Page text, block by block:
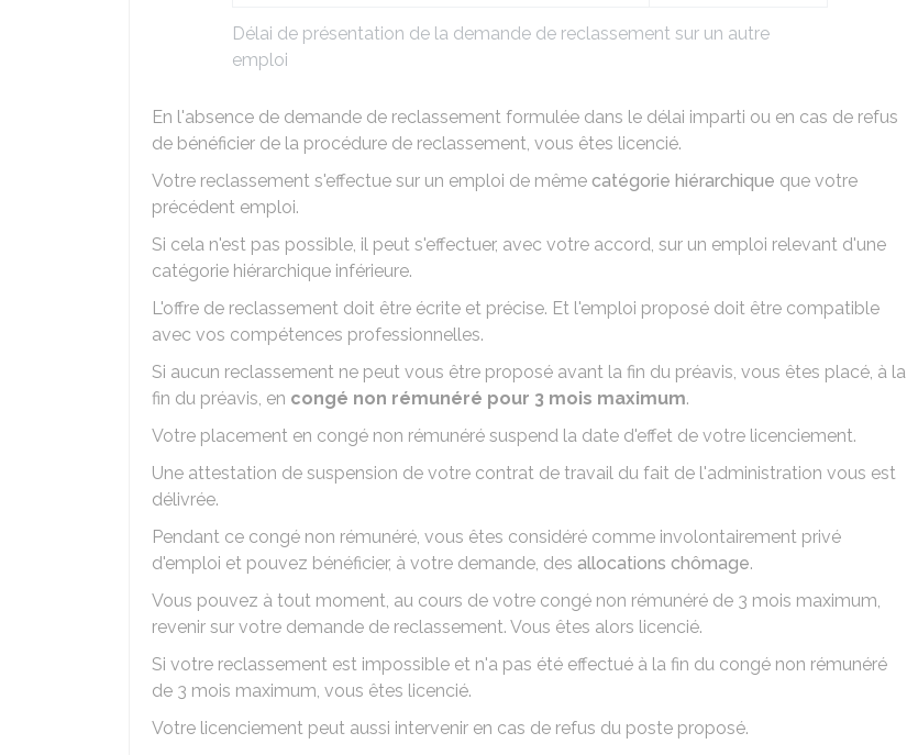
Délai de présentation de la demande de reclassement sur un autre
emploi
En l'absence de demande de reclassement formulée dans le délai imparti ou en cas de refus
de bénéficier de la procédure de reclassement, vous êtes licencié.
Votre reclassement s'effectue sur un emploi de même catégorie hiérarchique que votre
précédent emploi.
Si cela n'est pas possible, il peut s'effectuer, avec votre accord, sur un emploi relevant d'une
catégorie hiérarchique inférieure.
L'offre de reclassement doit être écrite et précise. Et l'emploi proposé doit être compatible
avec vos compétences professionnelles.
Si aucun reclassement ne peut vous être proposé avant la fin du préavis, vous êtes placé, à la
fin du préavis, en congé non rémunéré pour 3 mois maximum.
Votre placement en congé non rémunéré suspend la date d'effet de votre licenciement.
Une attestation de suspension de votre contrat de travail du fait de l'administration vous est
délivrée.
Pendant ce congé non rémunéré, vous êtes considéré comme involontairement privé
d'emploi et pouvez bénéficier, à votre demande, des allocations chômage.
Vous pouvez à tout moment, au cours de votre congé non rémunéré de 3 mois maximum,
revenir sur votre demande de reclassement. Vous êtes alors licencié.
Si votre reclassement est impossible et n'a pas été effectué à la fin du congé non rémunéré
de 3 mois maximum, vous êtes licencié.
Votre licenciement peut aussi intervenir en cas de refus du poste proposé.